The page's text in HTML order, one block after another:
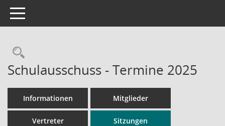
Toggle navigation
Rechercheauswahl
Schulausschuss - Termine 2025
Informationen Mitglieder
Vertreter Sitzungen